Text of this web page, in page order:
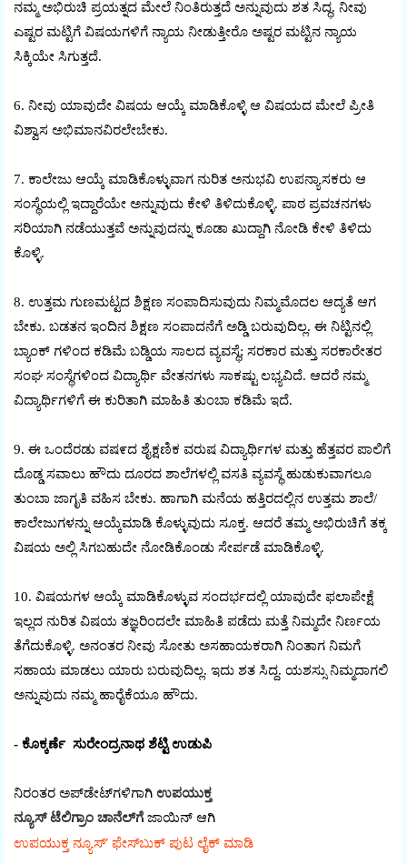
ನಮ್ಮ ಅಭಿರುಚಿ ಪ್ರಯತ್ನದ ಮೇಲೆ ನಿಂತಿರುತ್ತದೆ ಅನ್ನುವುದು ಶತ ಸಿದ್ಧ. ನೀವು
ಎಷ್ಟರ ಮಟ್ಟಿಗೆ ವಿಷಯಗಳಿಗೆ ನ್ಯಾಯ ನೀಡುತ್ತೀರೊ ಅಷ್ಟರ ಮಟ್ಟಿನ ನ್ಯಾಯ
ಸಿಕ್ಕಿಯೇ ಸಿಗುತ್ತದೆ.
6. ನೀವು ಯಾವುದೇ ವಿಷಯ ಆಯ್ಕೆ ಮಾಡಿಕೊಳ್ಳಿ ಆ ವಿಷಯದ ಮೇಲೆ ಪ್ರೀತಿ
ವಿಶ್ವಾಸ ಅಭಿಮಾನವಿರಲೇಬೇಕು.
7. ಕಾಲೇಜು ಆಯ್ಕೆ ಮಾಡಿಕೊಳ್ಳುವಾಗ ನುರಿತ ಅನುಭವಿ ಉಪನ್ಯಾಸಕರು ಆ
ಸಂಸ್ಥೆಯಲ್ಲಿ ಇದ್ದಾರೆಯೇ ಅನ್ನುವುದು ಕೇಳಿ ತಿಳಿದುಕೊಳ್ಳಿ. ಪಾಠ ಪ್ರವಚನಗಳು
ಸರಿಯಾಗಿ ನಡೆಯುತ್ತವೆ ಅನ್ನುವುದನ್ನು ಕೂಡಾ ಖುದ್ದಾಗಿ ನೇೂಡಿ ಕೇಳಿ ತಿಳಿದು
ಕೊಳ್ಳಿ.
8. ಉತ್ತಮ ಗುಣಮಟ್ಟದ ಶಿಕ್ಷಣ ಸಂಪಾದಿಸುವುದು ನಿಮ್ಮಮೊದಲ ಆದ್ಯತೆ ಆಗ
ಬೇಕು. ಬಡತನ ಇಂದಿನ ಶಿಕ್ಷಣ ಸಂಪಾದನೆಗೆ ಅಡ್ಡಿ ಬರುವುದಿಲ್ಲ. ಈ ನಿಟ್ಟಿನಲ್ಲಿ
ಬ್ಯಾಂಕ್ ಗಳಿಂದ ಕಡಿಮೆ ಬಡ್ಡಿಯ ಸಾಲದ ವ್ಯವಸ್ಥೆ; ಸರಕಾರ ಮತ್ತು ಸರಕಾರೇತರ
ಸಂಘ ಸಂಸ್ಥೆಗಳಿಂದ ವಿದ್ಯಾರ್ಥಿ ವೇತನಗಳು ಸಾಕಷ್ಟು ಲಭ್ಯವಿದೆ. ಆದರೆ ನಮ್ಮ
ವಿದ್ಯಾರ್ಥಿಗಳಿಗೆ ಈ ಕುರಿತಾಗಿ ಮಾಹಿತಿ ತುಂಬಾ ಕಡಿಮೆ ಇದೆ.
9. ಈ ಒಂದೆರಡು ವಷ೯ದ ಶೈಕ್ಷಣಿಕ ವರುಷ ವಿದ್ಯಾರ್ಥಿಗಳ ಮತ್ತು ಹೆತ್ತವರ ಪಾಲಿಗೆ
ದೊಡ್ಡ ಸವಾಲು ಹೌದು ದೂರದ ಶಾಲೆಗಳಲ್ಲಿ ವಸತಿ ವ್ಯವಸ್ಥೆ ಹುಡುಕುವಾಗಲೂ
ತುಂಬಾ ಜಾಗೃತಿ ವಹಿಸ ಬೇಕು. ಹಾಗಾಗಿ ಮನೆಯ ಹತ್ತಿರದಲ್ಲಿನ ಉತ್ತಮ ಶಾಲೆ/
ಕಾಲೇಜುಗಳನ್ನು ಆಯ್ಕೆಮಾಡಿ ಕೊಳ್ಳುವುದು ಸೂಕ್ತ. ಆದರೆ ತಮ್ಮ ಅಭಿರುಚಿಗೆ ತಕ್ಕ
ವಿಷಯ ಅಲ್ಲಿ ಸಿಗಬಹುದೇ ನೇೂಡಿಕೊಂಡು ಸೇರ್ಪಡೆ ಮಾಡಿಕೊಳ್ಳಿ.
10. ವಿಷಯಗಳ ಆಯ್ಕೆ ಮಾಡಿಕೊಳ್ಳುವ ಸಂದರ್ಭದಲ್ಲಿ ಯಾವುದೇ ಫಲಾಪೇಕ್ಷೆ
ಇಲ್ಲದ ನುರಿತ ವಿಷಯ ತಜ್ಞರಿಂದಲೇ ಮಾಹಿತಿ ಪಡೆದು ಮತ್ತೆ ನಿಮ್ಮದೇ ನಿರ್ಣಯ
ತೆಗೆದುಕೊಳ್ಳಿ. ಅನಂತರ ನೀವು ಸೇೂತು ಅಸಹಾಯಕರಾಗಿ ನಿಂತಾಗ ನಿಮಗೆ
ಸಹಾಯ ಮಾಡಲು ಯಾರು ಬರುವುದಿಲ್ಲ. ಇದು ಶತ ಸಿದ್ದ. ಯಶಸ್ಸು ನಿಮ್ಮದಾಗಲಿ
ಅನ್ನುವುದು ನಮ್ಮ ಹಾರೈಕೆಯೂ ಹೌದು.
- ಕೊಕ್ಕರ್ಣೆ ಸುರೇಂದ್ರನಾಥ ಶೆಟ್ಟಿ ಉಡುಪಿ
ನಿರಂತರ ಅಪ್‌ಡೇಟ್‌ಗಳಿಗಾಗಿ ಉಪಯುಕ್ತ
ನ್ಯೂಸ್‌ ಟೆಲಿಗ್ರಾಂ ಚಾನೆಲ್‌ಗೆ ಜಾಯಿನ್‌ ಆಗಿ
ಉಪಯುಕ್ತ ನ್ಯೂಸ್‌’ ಫೇಸ್‌ಬುಕ್ ಪುಟ ಲೈಕ್ ಮಾಡಿ